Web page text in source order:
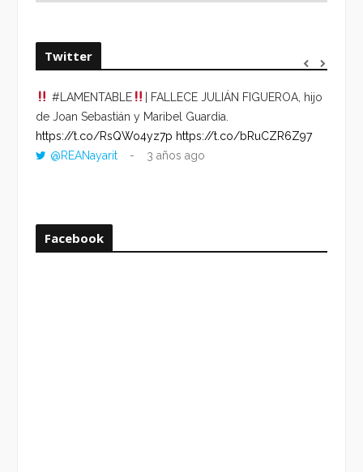
Twitter
#LAMENTABLE
| FALLECE JULIÁN FIGUEROA, hijo
de Joan Sebastián y Maribel Guardia.
https://t.co/RsQWo4yz7p https://t.co/bRuCZR6Z97
@REANayarit
3 años ago
Facebook